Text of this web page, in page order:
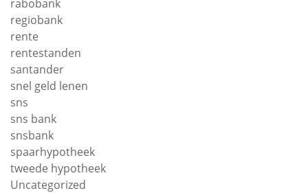
rabobank
regiobank
rente
rentestanden
santander
snel geld lenen
sns
sns bank
snsbank
spaarhypotheek
tweede hypotheek
Uncategorized